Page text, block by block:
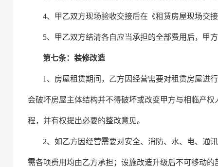
4、甲乙双方现场验收交接后在《租赁房屋现场交
5、甲乙双方结清各自应当承担的全部费用后，甲
第七条：装修改造
1、房屋租赁期间，乙方因经营需要对租赁房屋进
会破坏房屋主体结构并不得破坏或改变甲方与相临产
程，并有权提出必要的整改意见。
2、如乙方因经营需要对安全、消防、水、电、通
需各项费用均由乙方承担；设施改造升级后不可移动